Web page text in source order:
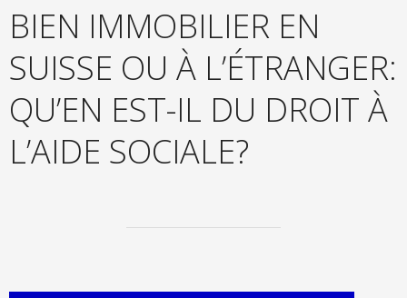
BIEN IMMOBILIER EN
SUISSE OU À L’ÉTRANGER:
QU’EN EST-IL DU DROIT À
L’AIDE SOCIALE?